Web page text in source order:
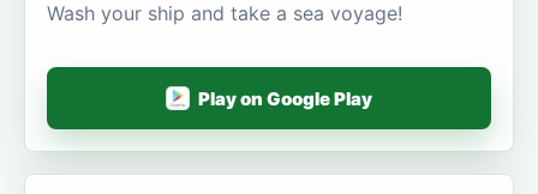
Wash your ship and take a sea voyage!
Play on Google Play